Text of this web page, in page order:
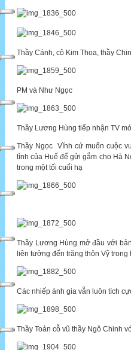
Thầy Cánh, cô Kim Thoa, thầy
PM và Như Ngọc
Thầy Lương Hùng tiếp nhận TV
Thầy Ngọc Vĩnh cứ muốn cuộc
tình của Huế để gửi gắm cho Hà
trong một tối cuối hạ
Thầy Lương Hùng mở đầu với
liên tưởng đến trăng thôn Vỹ trong
Các nhiếp ảnh gia vẫn luôn tích
Thầy Toản cỗ vũ thầy Ngô Chinh